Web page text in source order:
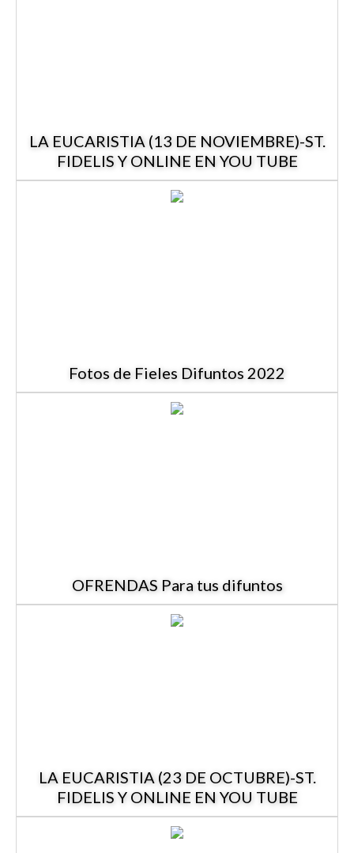
LA EUCARISTIA (13 DE NOVIEMBRE)-ST.
FIDELIS Y ONLINE EN YOU TUBE
Fotos de Fieles Difuntos 2022
OFRENDAS Para tus difuntos
LA EUCARISTIA (23 DE OCTUBRE)-ST.
FIDELIS Y ONLINE EN YOU TUBE